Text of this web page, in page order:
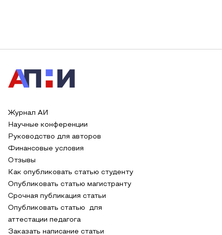
Журнал АИ
Научные конференции
Руководство для авторов
Финансовые условия
Отзывы
Как опубликовать статью студенту
Опубликовать статью магистранту
Срочная публикация статьи
Опубликовать статью для
аттестации педагога
Заказать написание статьи